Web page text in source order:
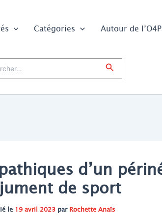
Catégories Autour de
Rechercher
d’un
de sport
le 19 avril 2023 par Rochette Anaïs